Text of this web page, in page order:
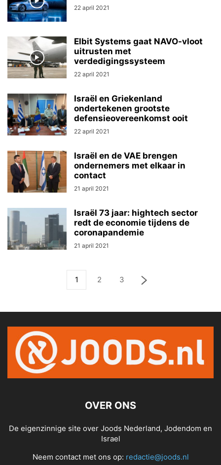
22 april 2021
Elbit Systems gaat NAVO-vloot
uitrusten met
verdedigingssysteem
22 april 2021
Israël en Griekenland
ondertekenen grootste
defensieovereenkomst ooit
22 april 2021
Israël en de VAE brengen
ondernemers met elkaar in
contact
21 april 2021
Israël 73 jaar: hightech sector
redt de economie tijdens de
coronapandemie
21 april 2021
1 2 3
OVER ONS
De eigenzinnige site over Joods Nederland, Jodendom en
Israel
Neem contact met ons op: redactie@joods.nl